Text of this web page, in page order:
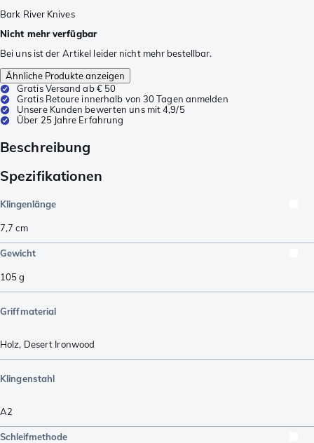
Bark River Knives
Nicht mehr verfügbar
Bei uns ist der Artikel leider nicht mehr bestellbar.
Ähnliche Produkte anzeigen
Gratis Versand ab € 50
Gratis Retoure innerhalb von 30 Tagen anmelden
Unsere Kunden bewerten uns mit 4,9/5
Über 25 Jahre Erfahrung
Beschreibung
Spezifikationen
Klingenlänge
7,7 cm
Gewicht
105g
Griffmaterial
Holz, Desert Ironwood
Klingenstahl
A2
Schleifmethode